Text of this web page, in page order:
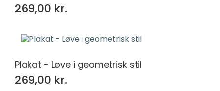
269,00 kr.
Plakat - Løve i geometrisk stil
269,00 kr.